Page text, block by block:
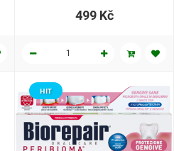
499 Kč
HIT